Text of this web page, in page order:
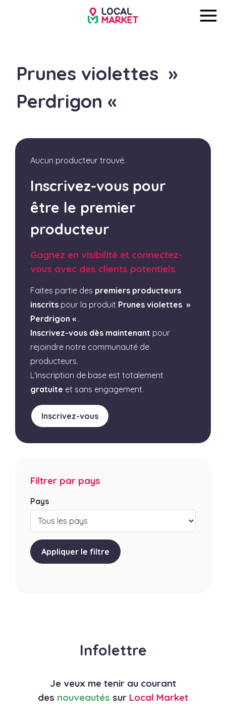
Prunes violettes »
Perdrigon «
Aucun producteur trouvé.
Inscrivez-vous pour
être le premier
producteur
Gagnez en visibilité et connectez-
vous avec des clients potentiels
Faites partie des premiers producteurs
inscrits pour la produit Prunes violettes »
Perdrigon « .
Inscrivez-vous dès maintenant pour
rejoindre notre communauté de
producteurs.
L'inscription de base est totalement
gratuite et sans engagement.
Inscrivez-vous
Filtrer par pays
Pays
Appliquer le filtre
Infolettre
Je veux me tenir au courant
des nouveautés sur Local Market